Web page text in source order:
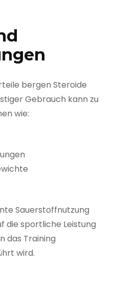
bergen Steroide
Gebrauch kann zu
wie:
Sauerstoffnutzung
die sportliche Leistung
das Training
wird.